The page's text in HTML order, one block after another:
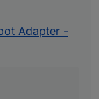
Adapter -